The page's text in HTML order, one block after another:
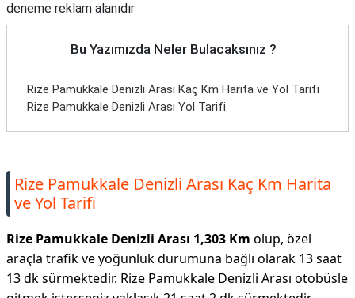
deneme reklam alanıdır
Bu Yazımızda Neler Bulacaksınız ?
Rize Pamukkale Denizli Arası Kaç Km Harita ve Yol Tarifi
Rize Pamukkale Denizli Arası Yol Tarifi
Rize Pamukkale Denizli Arası Kaç Km Harita
ve Yol Tarifi
Rize Pamukkale Denizli Arası 1,303 Km olup, özel
araçla trafik ve yoğunluk durumuna bağlı olarak 13 saat
13 dk sürmektedir. Rize Pamukkale Denizli Arası otobüsle